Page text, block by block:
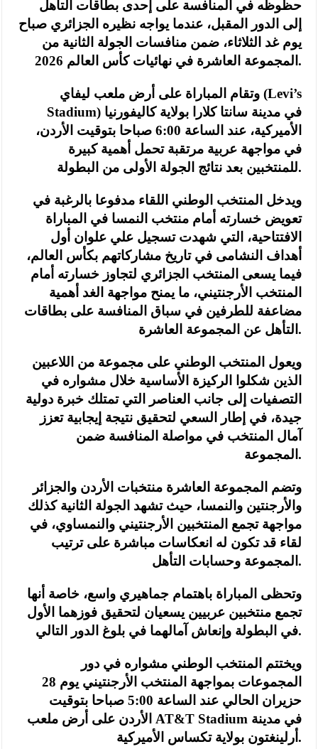
حظوظه في المنافسة على إحدى بطاقات التأهل
إلى الدور المقبل، عندما يواجه نظيره الجزائري صباح
يوم غد الثلاثاء، ضمن منافسات الجولة الثانية من
المجموعة العاشرة في نهائيات كأس العالم 2026.
وتقام المباراة على أرض ملعب ليفاي (Levi’s
Stadium) في مدينة سانتا كلارا بولاية كاليفورنيا
الأميركية، عند الساعة 6:00 صباحا بتوقيت الأردن،
في مواجهة عربية مرتقبة تحمل أهمية كبيرة
للمنتخبين بعد نتائج الجولة الأولى من البطولة.
ويدخل المنتخب الوطني اللقاء مدفوعا بالرغبة في
تعويض خسارته أمام منتخب النمسا في المباراة
الافتتاحية، التي شهدت تسجيل علي علوان أول
أهداف النشامى في تاريخ مشاركاتهم بكأس العالم،
فيما يسعى المنتخب الجزائري لتجاوز خسارته أمام
المنتخب الأرجنتيني، ما يمنح مواجهة الغد أهمية
مضاعفة للطرفين في سباق المنافسة على بطاقات
التأهل عن المجموعة العاشرة.
ويعول المنتخب الوطني على مجموعة من اللاعبين
الذين شكلوا الركيزة الأساسية خلال مشواره في
التصفيات إلى جانب العناصر التي تمتلك خبرة دولية
جيدة، في إطار السعي لتحقيق نتيجة إيجابية تعزز
آمال المنتخب في مواصلة المنافسة ضمن
المجموعة.
وتضم المجموعة العاشرة منتخبات الأردن والجزائر
والأرجنتين والنمسا، حيث تشهد الجولة الثانية كذلك
مواجهة تجمع المنتخبين الأرجنتيني والنمساوي، في
لقاء قد تكون له انعكاسات مباشرة على ترتيب
المجموعة وحسابات التأهل.
وتحظى المباراة باهتمام جماهيري واسع، خاصة أنها
تجمع منتخبين عربيين يسعيان لتحقيق فوزهما الأول
في البطولة وإنعاش آمالهما في بلوغ الدور التالي.
ويختتم المنتخب الوطني مشواره في دور
المجموعات بمواجهة المنتخب الأرجنتيني يوم 28
حزيران الحالي عند الساعة 5:00 صباحا بتوقيت
الأردن على أرض ملعب AT&T Stadium في مدينة
أرلينغتون بولاية تكساس الأميركية.